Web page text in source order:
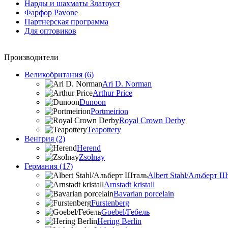
Нарды и шахматы Златоуст
Фарфор Pavone
Партнерская программа
Для оптовиков
Производители
Великобритания (6)
Ari D. Norman
Arthur Price
Dunoon
Portmeirion
Royal Crown Derby
Teapottery
Венгрия (2)
Herend
Zsolnay
Германия (17)
Albert Stahl/Альбеpт
Arnstadt kristall
Bavarian porcelain
Furstenberg
Goebel/Гебель
Hering Berlin